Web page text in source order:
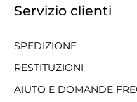
Servizio clienti
SPEDIZIONE
RESTITUZIONI
AIUTO E DOMANDE